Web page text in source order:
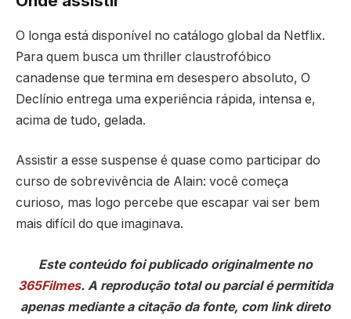
O longa está disponível no catálogo global da Netflix.
Para quem busca um thriller claustrofóbico
canadense que termina em desespero absoluto, O
Declínio entrega uma experiência rápida, intensa e,
acima de tudo, gelada.
Assistir a esse suspense é quase como participar do
curso de sobrevivência de Alain: você começa
curioso, mas logo percebe que escapar vai ser bem
mais difícil do que imaginava.
Este conteúdo foi publicado originalmente no
365Filmes. A reprodução total ou parcial é permitida
apenas mediante a citação da fonte, com link direto